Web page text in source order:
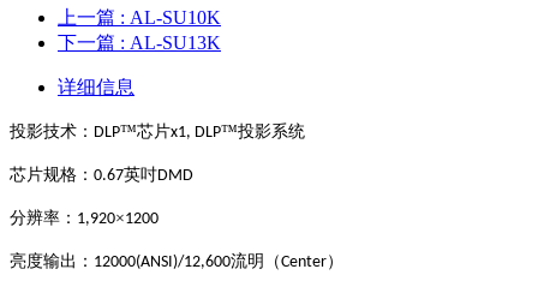
上一篇 : AL-SU10K
下一篇 : AL-SU13K
详细信息
投影技术： DLP™芯片x1, DLP™投影系统
芯片规格： 0.67英吋DMD
分辨率： 1,920×1200
亮度输出： 12000(ANSI)/12,600流明（Center）